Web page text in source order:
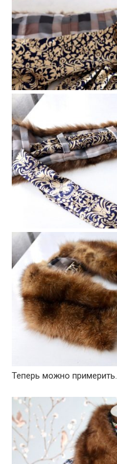
Теперь можно примерить.